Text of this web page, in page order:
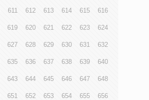
611 612 613 614 615 616
619 620 621 622 623 624
627 628 629 630 631 632
635 636 637 638 639 640
643 644 645 646 647 648
651 652 653 654 655 656